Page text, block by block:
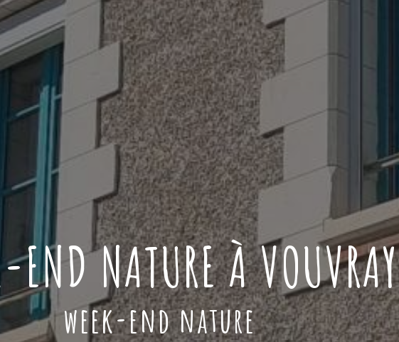
END NATURE À VOUVRAY
week-end nature